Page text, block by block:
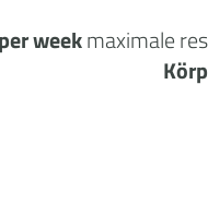
weekmaximale